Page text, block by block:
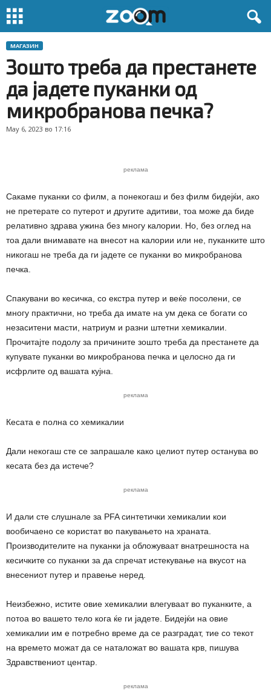
МАГАЗИН
Зошто треба да престанете
да јадете пуканки од
микробранова печка?
May 6, 2023 во 17:16
реклама
Сакаме пуканки со филм, а понекогаш и без филм бидејќи, ако
не претерате со путерот и другите адитиви, тоа може да биде
релативно здрава ужина без многу калории. Но, без оглед на
тоа дали внимавате на внесот на калории или не, пуканките што
никогаш не треба да ги јадете се пуканки во микробранова
печка.
Спакувани во кесичка, со екстра путер и веќе посолени, се
многу практични, но треба да имате на ум дека се богати со
незаситени масти, натриум и разни штетни хемикалии.
Прочитајте подолу за причините зошто треба да престанете да
купувате пуканки во микробранова печка и целосно да ги
исфрлите од вашата кујна.
реклама
Кесата е полна со хемикалии
Дали некогаш сте се запрашале како целиот путер останува во
кесата без да истече?
реклама
И дали сте слушнале за PFA синтетички хемикалии кои
вообичаено се користат во пакувањето на храната.
Производителите на пуканки ја обложуваат внатрешноста на
кесичките со пуканки за да спречат истекување на вкусот на
внесениот путер и правење неред.
Неизбежно, истите овие хемикалии влегуваат во пуканките, а
потоа во вашето тело кога ќе ги јадете. Бидејќи на овие
хемикалии им е потребно време да се разградат, тие со текот
на времето можат да се наталожат во вашата крв, пишува
Здравствениот центар.
реклама